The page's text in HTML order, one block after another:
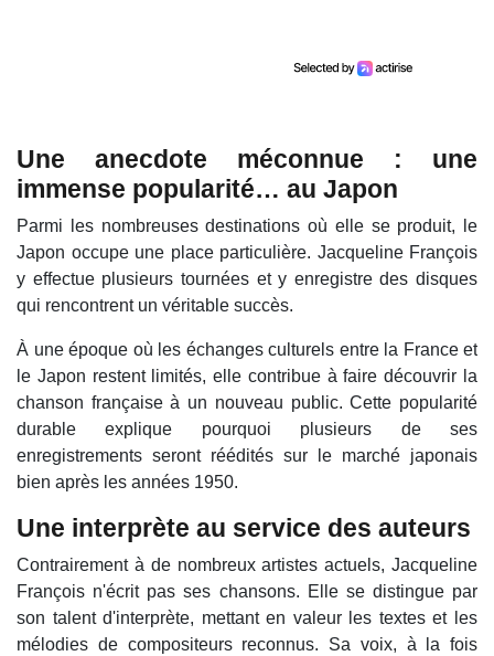
Une anecdote méconnue : une
immense popularité… au Japon
Parmi les nombreuses destinations où elle se produit, le
Japon occupe une place particulière. Jacqueline François
y effectue plusieurs tournées et y enregistre des disques
qui rencontrent un véritable succès.
À une époque où les échanges culturels entre la France et
le Japon restent limités, elle contribue à faire découvrir la
chanson française à un nouveau public. Cette popularité
durable explique pourquoi plusieurs de ses
enregistrements seront réédités sur le marché japonais
bien après les années 1950.
Une interprète au service des auteurs
Contrairement à de nombreux artistes actuels, Jacqueline
François n'écrit pas ses chansons. Elle se distingue par
son talent d'interprète, mettant en valeur les textes et les
mélodies de compositeurs reconnus. Sa voix, à la fois